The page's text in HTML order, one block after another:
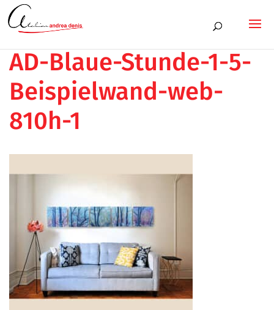
AD-Blaue-Stunde-1-5-
Beispielwand-web-
810h-1